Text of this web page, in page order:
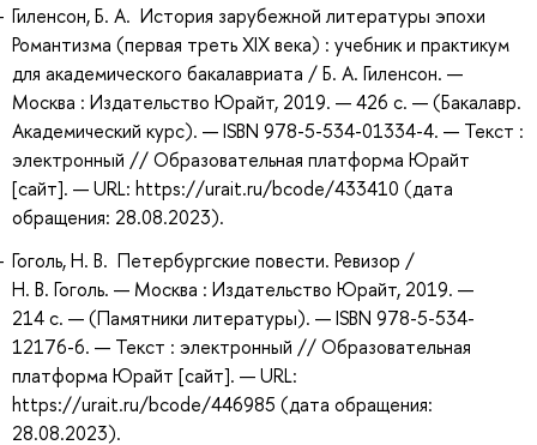
Гиленсон, Б. А. История зарубежной литературы эпохи
Романтизма (первая треть XIX века) : учебник и практикум
для академического бакалавриата / Б. А. Гиленсон. —
Москва : Издательство Юрайт, 2019. — 426 с. — (Бакалавр.
Академический курс). — ISBN 978-5-534-01334-4. — Текст :
электронный // Образовательная платформа Юрайт
[сайт]. — URL: https://urait.ru/bcode/433410 (дата
обращения: 28.08.2023).
Гоголь, Н. В. Петербургские повести. Ревизор /
Н. В. Гоголь. — Москва : Издательство Юрайт, 2019. —
214 с. — (Памятники литературы). — ISBN 978-5-534-
12176-6. — Текст : электронный // Образовательная
платформа Юрайт [сайт]. — URL:
https://urait.ru/bcode/446985 (дата обращения:
28.08.2023).